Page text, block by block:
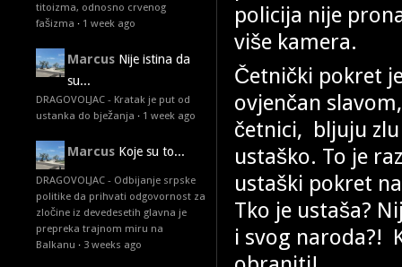
titoizma, odnosno crvenog
fašizma · 1 week ago
Marcus Nije istina da
su...
DRAGOVOLJAC - Kratak je put od
ustanka do bježanja · 1 week ago
Marcus Koje su to...
DRAGOVOLJAC - Odbijanje srpske
politike da prihvati odgovornost za
zločine iz devedesetih glavna je
prepreka trajnom miru na
Balkanu · 3 weeks ago
policija nije
više kamera.
Četnički pokret
ovjenčan
četnici, bljuju
ustaško. To je
ustaški pokret
Tko je ustaša?
i svog naroda?!